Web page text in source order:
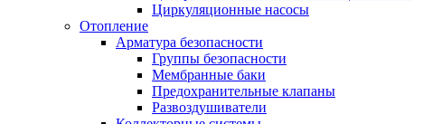
Циркуляционные насосы
Отопление
Арматура безопасности
Группы безопасности
Мембранные баки
Предохранительные клапаны
Развоздушиватели